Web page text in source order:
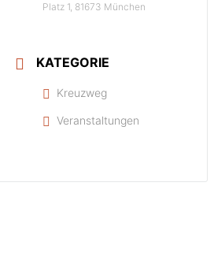
Platz 1, 81673 München
KATEGORIE
Kreuzweg
Veranstaltungen